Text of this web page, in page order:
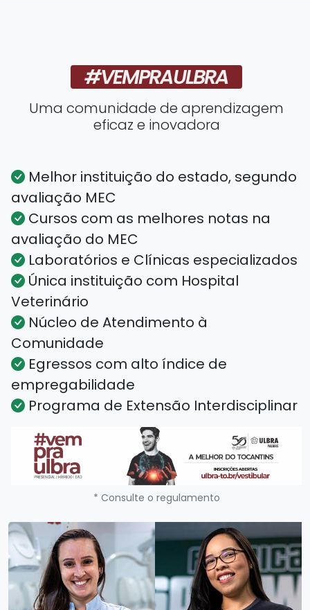
#VEMPRAULBRA
Uma comunidade de aprendizagem
eficaz e inovadora
Melhor instituição do estado, segundo
avaliação MEC
Cursos com as melhores notas na
avaliação do MEC
Laboratórios e Clínicas especializados
Única instituição com Hospital
Veterinário
Núcleo de Atendimento à
Comunidade
Egressos com alto índice de
empregabilidade
Programa de Extensão Interdisciplinar
* Consulte o regulamento